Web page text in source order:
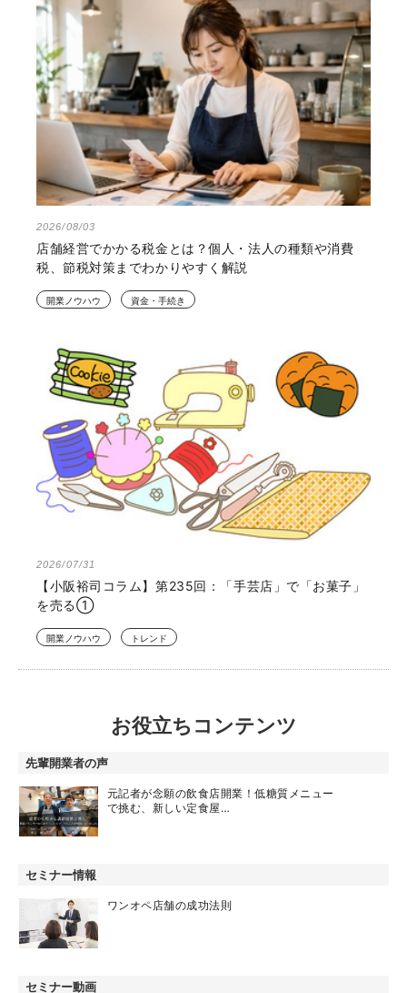
2026/08/03
店舗経営でかかる税金とは？個人・法人の種類や消費
税、節税対策までわかりやすく解説
開業ノウハウ 資金・手続き
2026/07/31
【小阪裕司コラム】第235回：「手芸店」で「お菓子」
を売る①
開業ノウハウ トレンド
お役立ちコンテンツ
先輩開業者の声
元記者が念願の飲食店開業！低糖質メニュー
で挑む、新しい定食屋…
セミナー情報
ワンオペ店舗の成功法則
セミナー動画